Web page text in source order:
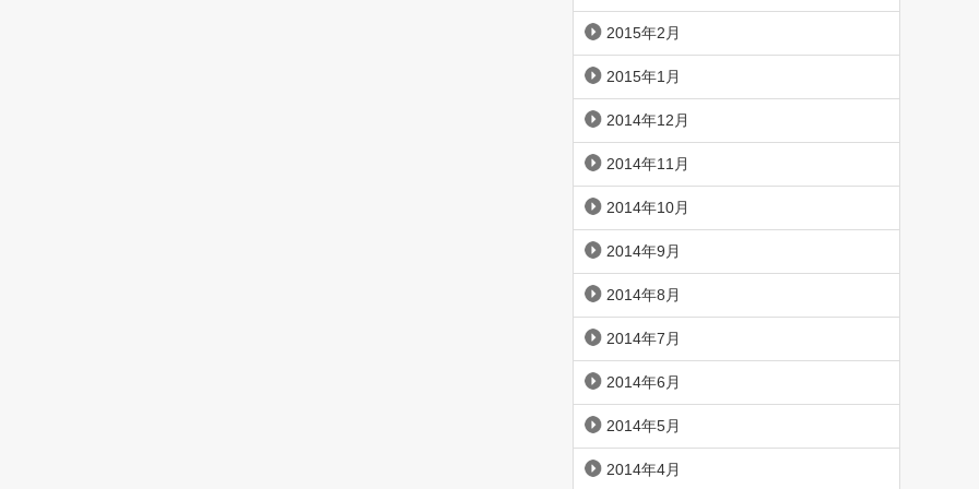
2015年2月
2015年1月
2014年12月
2014年11月
2014年10月
2014年9月
2014年8月
2014年7月
2014年6月
2014年5月
2014年4月